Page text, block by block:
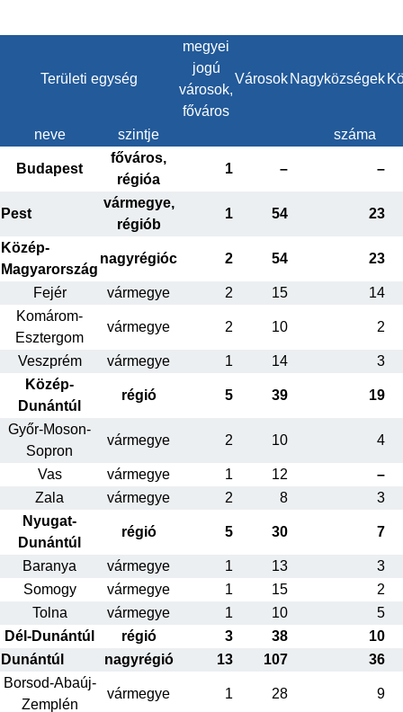
Területi egység
megyei
jogú
városok,
főváros
Városok Nagyközségek
neve szintje száma
Budapest
főváros,
régióa
1 – –
Pest
vármegye,
régiób
1 54 23
Közép-
Magyarország
nagyrégióc 2 54 23
Fejér vármegye 2 15
14
Komárom-
Esztergom
vármegye 2 10 2
Veszprém vármegye 1 14
3
Közép-
Dunántúl
régió 5 39 19
Győr-Moson-
Sopron
vármegye 2 10 4
Vas vármegye 1 12
–
Zala
vármegye 2 8
3
Nyugat-
Dunántúl
régió 5 30 7
Baranya vármegye 1 13
3
Somogy
vármegye 1 15
2
Tolna
vármegye 1 10
5
Dél-Dunántúl
régió 3 38
10
Dunántúl
nagyrégió 13 107
36
Borsod-Abaúj-
Zemplén
vármegye 1 28 9